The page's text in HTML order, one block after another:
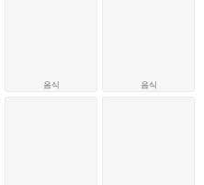
음식 음식